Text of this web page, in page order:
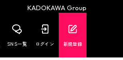
KADOKAWA Group
SNS一覧 ログイン 新規登録